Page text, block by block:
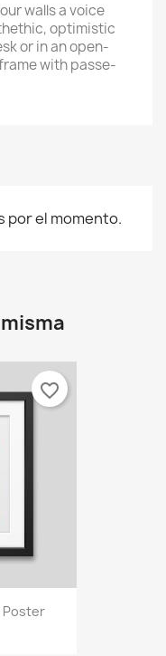
walls a voice
optimistic
or in an open-
with passe-
por el momento.
Poster
favorite_border